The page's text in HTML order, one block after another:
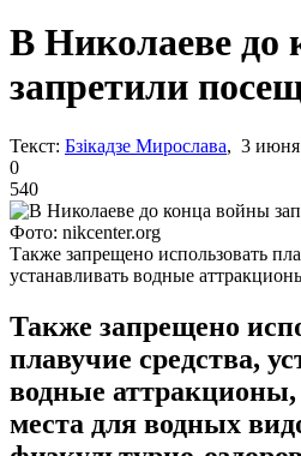
В Николаеве до
запретили
Текст: Бзікадзе Мирослава, 3 июня
0
540
Фото: nikcenter.org
Также запрещено использовать
устанавливать водные
Также запрещено
плавучие средства,
водные аттракционы,
места для водных